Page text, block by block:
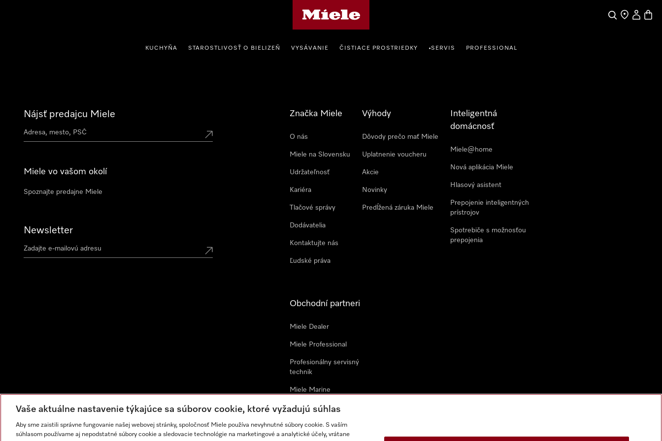
HľadaťNájditeMôj účet
KUCHYŇA STAROSTLIVOSŤ O BIELIZEŇ VYSÁVANIE ČISTIACE PROSTRIEDKY •SERVIS PROFESSIONAL
Nájsť predajcu Miele
Miele vo vašom okolí
Spoznajte predajne Miele
Newsletter
Značka Miele
O nás
Miele na Slovensku
Udržateľnosť
Kariéra
Tlačové správy
Dodávatelia
Kontaktujte nás
Ľudské práva
Výhody
Dôvody prečo mať Miele
Uplatnenie voucheru
Akcie
Novinky
Predĺžená záruka Miele
Inteligentná
domácnosť
Miele@home
Nová aplikácia Miele
Hlasový asistent
Prepojenie inteligentných
prístrojov
Spotrebiče s možnosťou
prepojenia
Obchodní partneri
Miele Dealer
Miele Professional
Profesionálny servisný
technik
Miele Marine
Architekti & Dizajnéri
Všeobecné obchodné
podmienky
Vaše aktuálne nastavenie týkajúce sa súborov cookie, ktoré vyžadujú súhlas
Aby sme zaistili správne fungovanie našej webovej stránky, spoločnosť Miele používa nevyhnutné súbory cookie. S vaším
súhlasom používame aj nepodstatné súbory cookie a sledovacie technológie na marketingové a analytické účely, vrátane